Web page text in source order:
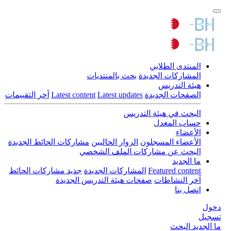
المنتدى الطلابي
المشاركات الجديدة بحث بالمنتديات
هيئة التدريس
الصفحات الجديدة
Latest content Latest updates آخر التقييمات
البحث في هيئة التدريس
حساب المعدل
الأعضاء
الأعضاء المسجلون الزوار الحاليين مشاركات الحائط الجديدة
البحث عن مشاركات الملف الشخصي
ما الجديد
Featured content المشاركات الجديدة جديد مشاركات الحائط
آخر النشاطات صفحات هيئة التدريس الجديدة
اتصل بنا
دخول
تسجيل
ما الجديد البحث